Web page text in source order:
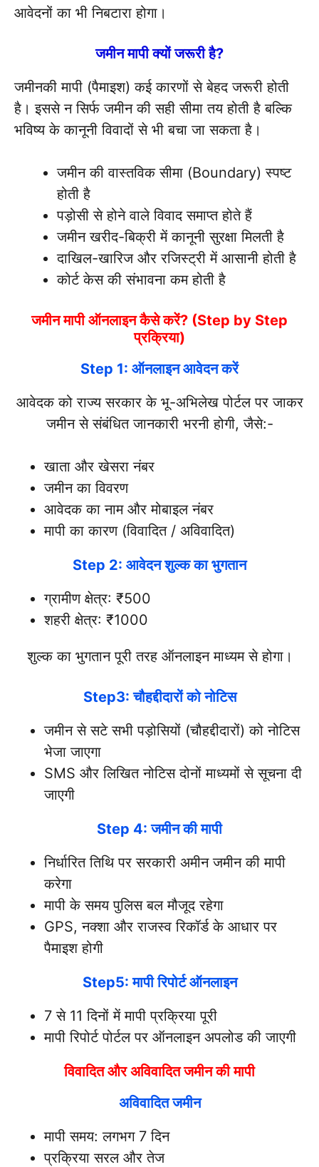
आवेदनों का भी निबटारा होगा।
जमीन मापी क्यों जरूरी है?
जमीनकी मापी (पैमाइश) कई कारणों से बेहद जरूरी होती
है। इससे न सिर्फ जमीन की सही सीमा तय होती है बल्कि
भविष्य के कानूनी विवादों से भी बचा जा सकता है।
जमीन की वास्तविक सीमा (Boundary) स्पष्ट
होती है
पड़ोसी से होने वाले विवाद समाप्त होते हैं
जमीन खरीद-बिक्री में कानूनी सुरक्षा मिलती है
दाखिल-खारिज और रजिस्ट्री में आसानी होती है
कोर्ट केस की संभावना कम होती है
जमीन मापी ऑनलाइन कैसे करें? (Step by Step
प्रक्रिया)
Step 1: ऑनलाइन आवेदन करें
आवेदक को राज्य सरकार के भू-अभिलेख पोर्टल पर जाकर
जमीन से संबंधित जानकारी भरनी होगी, जैसे:-
खाता और खेसरा नंबर
जमीन का विवरण
आवेदक का नाम और मोबाइल नंबर
मापी का कारण (विवादित / अविवादित)
Step 2: आवेदन शुल्क का भुगतान
ग्रामीण क्षेत्र: ₹500
शहरी क्षेत्र: ₹1000
शुल्क का भुगतान पूरी तरह ऑनलाइन माध्यम से होगा।
Step3: चौहद्दीदारों को नोटिस
जमीन से सटे सभी पड़ोसियों (चौहद्दीदारों) को नोटिस
भेजा जाएगा
SMS और लिखित नोटिस दोनों माध्यमों से सूचना दी
जाएगी
Step 4: जमीन की मापी
निर्धारित तिथि पर सरकारी अमीन जमीन की मापी
करेगा
मापी के समय पुलिस बल मौजूद रहेगा
GPS, नक्शा और राजस्व रिकॉर्ड के आधार पर
पैमाइश होगी
Step5: मापी रिपोर्ट ऑनलाइन
7 से 11 दिनों में मापी प्रक्रिया पूरी
मापी रिपोर्ट पोर्टल पर ऑनलाइन अपलोड की जाएगी
विवादित और अविवादित जमीन की मापी
अविवादित जमीन
मापी समय: लगभग 7 दिन
प्रक्रिया सरल और तेज